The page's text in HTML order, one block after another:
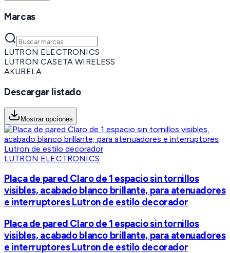
Marcas
LUTRON ELECTRONICS
LUTRON CASETA WIRELESS
AKUBELA
Descargar listado
Mostrar opciones
LUTRON ELECTRONICS
Placa de pared Claro de 1 espacio sin tornillos
visibles, acabado blanco brillante, para atenuadores
e interruptores Lutron de estilo decorador
Placa de pared Claro de 1 espacio sin tornillos
visibles, acabado blanco brillante, para atenuadores
e interruptores Lutron de estilo decorador